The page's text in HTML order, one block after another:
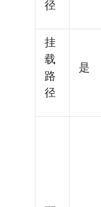
径
挂
载
路
径
是